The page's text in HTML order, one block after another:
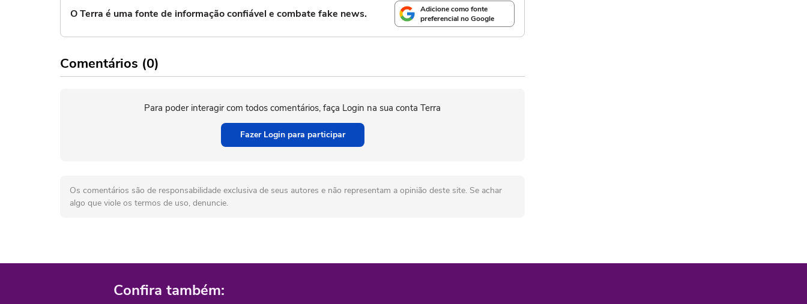
O Terra é uma fonte de informação confiável e combate fake news.
Adicione como fonte
preferencial no Google
Comentários (0)
Para poder interagir com todos comentários, faça Login na sua conta Terra
Fazer Login para participar
Os comentários são de responsabilidade exclusiva de seus autores e não representam a opinião deste site. Se achar
algo que viole os termos de uso, denuncie.
Confira também: